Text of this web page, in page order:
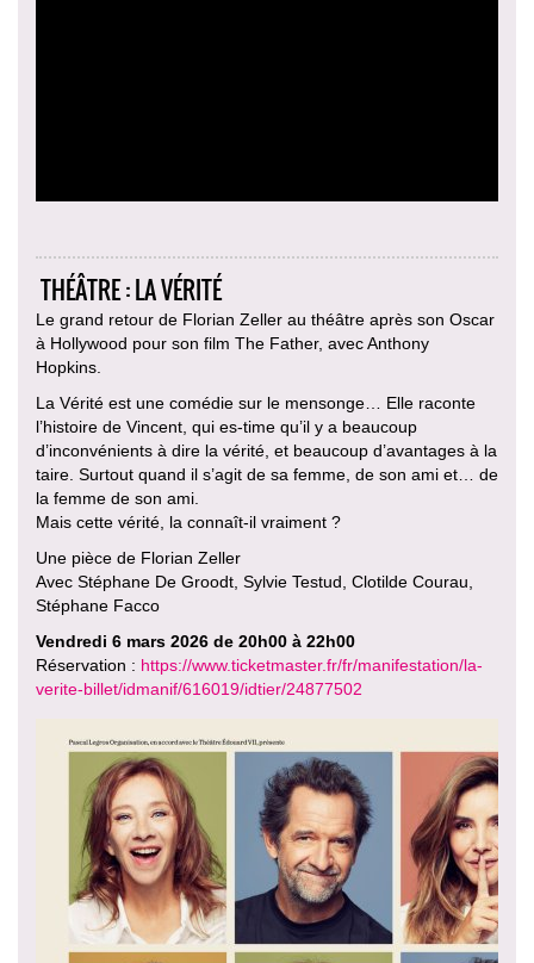
THÉÂTRE : LA VÉRITÉ
Le grand retour de Florian Zeller au théâtre après son Oscar
à Hollywood pour son film The Father, avec Anthony
Hopkins.
La Vérité est une comédie sur le mensonge… Elle raconte
l’histoire de Vincent, qui es-time qu’il y a beaucoup
d’inconvénients à dire la vérité, et beaucoup d’avantages à la
taire. Surtout quand il s’agit de sa femme, de son ami et… de
la femme de son ami.
Mais cette vérité, la connaît-il vraiment ?
Une pièce de Florian Zeller
Avec Stéphane De Groodt, Sylvie Testud, Clotilde Courau,
Stéphane Facco
Vendredi 6 mars 2026 de 20h00 à 22h00
Réservation : https://www.ticketmaster.fr/fr/manifestation/la-
verite-billet/idmanif/616019/idtier/24877502